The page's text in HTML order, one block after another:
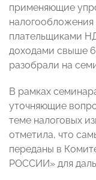
применяющие
налогообложения
плательщиками
доходами свыше
разобрали на
В рамках
уточняющие
теме налоговых
отметила, что
переданы в
РОССИИ» для